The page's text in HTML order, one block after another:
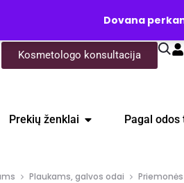
Dovana
Kosmetologo konsultacija
Prekių ženklai Pagal odos
Plaukams, galvos odai